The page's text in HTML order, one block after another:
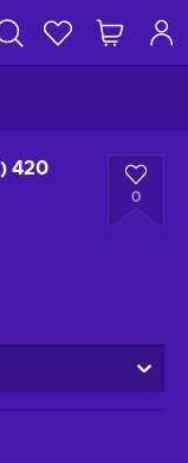
420
0